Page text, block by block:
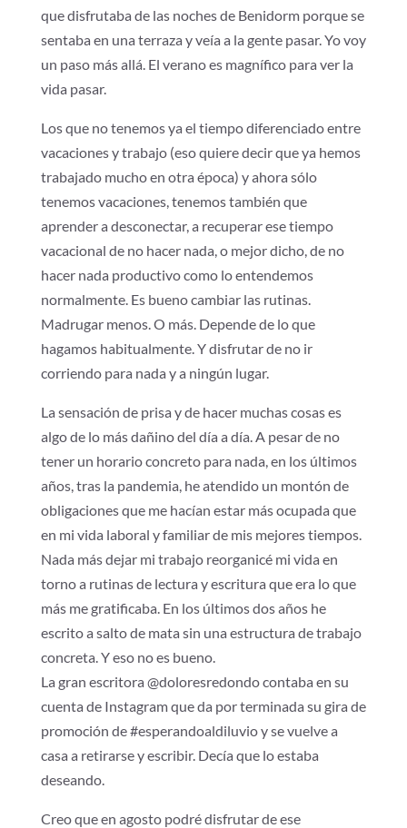
que disfrutaba de las noches de Benidorm porque se
sentaba en una terraza y veía a la gente pasar. Yo voy
un paso más allá. El verano es magnífico para ver la
vida pasar.
Los que no tenemos ya el tiempo diferenciado entre
vacaciones y trabajo (eso quiere decir que ya hemos
trabajado mucho en otra época) y ahora sólo
tenemos vacaciones, tenemos también que
aprender a desconectar, a recuperar ese tiempo
vacacional de no hacer nada, o mejor dicho, de no
hacer nada productivo como lo entendemos
normalmente. Es bueno cambiar las rutinas.
Madrugar menos. O más. Depende de lo que
hagamos habitualmente. Y disfrutar de no ir
corriendo para nada y a ningún lugar.
La sensación de prisa y de hacer muchas cosas es
algo de lo más dañino del día a día. A pesar de no
tener un horario concreto para nada, en los últimos
años, tras la pandemia, he atendido un montón de
obligaciones que me hacían estar más ocupada que
en mi vida laboral y familiar de mis mejores tiempos.
Nada más dejar mi trabajo reorganicé mi vida en
torno a rutinas de lectura y escritura que era lo que
más me gratificaba. En los últimos dos años he
escrito a salto de mata sin una estructura de trabajo
concreta. Y eso no es bueno.
La gran escritora @doloresredondo contaba en su
cuenta de Instagram que da por terminada su gira de
promoción de #esperandoaldiluvio y se vuelve a
casa a retirarse y escribir. Decía que lo estaba
deseando.
Creo que en agosto podré disfrutar de ese